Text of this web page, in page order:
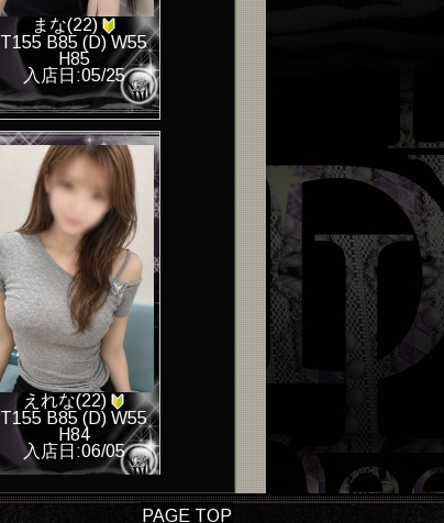
まな(22)
T155 B85 (D) W55
H85
入店日:05/25
えれな(22)
T155 B85 (D) W55
H84
入店日:06/05
PAGE TOP